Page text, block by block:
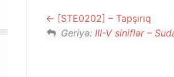
III-V siniflər – Sudan səmərəli istifadə
[STE0202] – Tapşırıq
Geriyə: III-V siniflər –